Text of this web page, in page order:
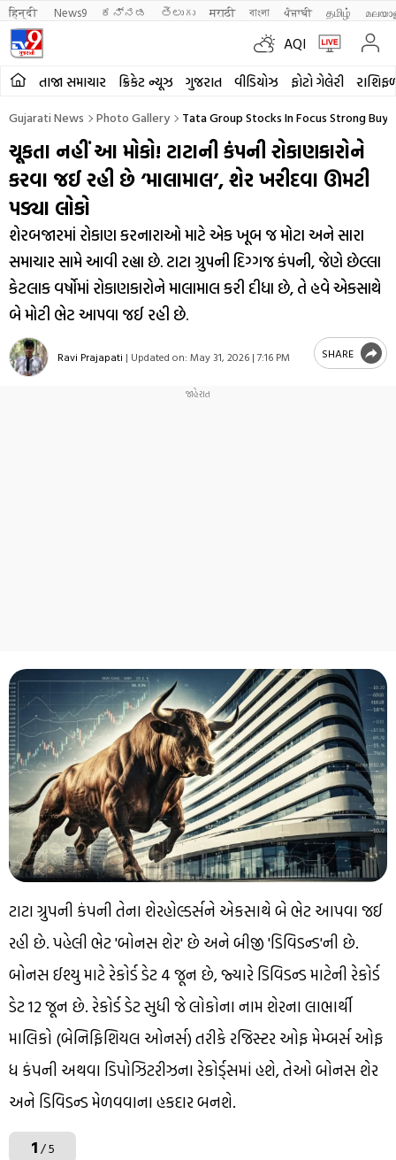
हिन्दी News9 ಕನ್ನಡ తెలుగు मराठी বাংলা ਪੰਜਾਬੀ தமிழ்
AQI
તાજા સમાચાર ક્રિકેટ ન્યૂઝ ગુજરાત વીડિયોઝ ફોટો ગેલેરી
Gujarati News Photo Gallery Tata Group Stocks In Focus Strong
ચૂકતા નહીં આ મોકો! ટાટાની કંપની રોકાણકારોને
કરવા જઈ રહી છે ‘માલામાલ’, શેર ખરીદવા ઊમટી
પડ્યા લોકો
શેરબજારમાં રોકાણ કરનારાઓ માટે એક ખૂબ જ મોટા અને સારા
સમાચાર સામે આવી રહ્યા છે. ટાટા ગ્રુપની દિગ્ગજ કંપની, જેણે છેલ્લા
કેટલાક વર્ષોમાં રોકાણકારોને માલામાલ કરી દીધા છે, તે હવે એકસાથે
બે મોટી ભેટ આપવા જઈ રહી છે.
Ravi Prajapati | Updated on: May 31, 2026 | 7:16 PM SHARE
ટાટા ગ્રુપની કંપની તેના શેરહોલ્ડર્સને એકસાથે બે ભેટ આપવા જઈ
રહી છે. પહેલી ભેટ 'બોનસ શેર' છે અને બીજી 'ડિવિડન્ડ'ની છે.
બોનસ ઈશ્યુ માટે રેકોર્ડ ડેટ 4 જૂન છે, જ્યારે ડિવિડન્ડ માટેની રેકોર્ડ
ડેટ 12 જૂન છે. રેકોર્ડ ડેટ સુધી જે લોકોના નામ શેરના લાભાર્થી
માલિકો (બેનિફિશિયલ ઓનર્સ) તરીકે રજિસ્ટર ઓફ મેમ્બર્સ ઓફ
ધ કંપની અથવા ડિપોઝિટરીઝના રેકોર્ડ્સમાં હશે, તેઓ બોનસ શેર
અને ડિવિડન્ડ મેળવવાના હકદાર બનશે.
1/ 5